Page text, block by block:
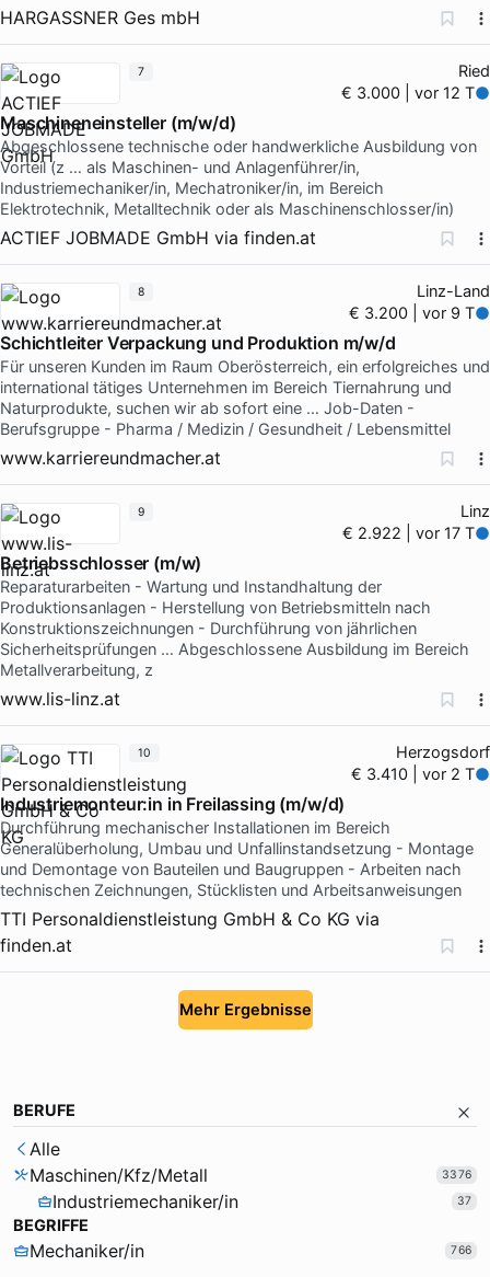
HARGASSNER Ges mbH
Ried
€ 3.000 | vor 12 T
Maschineneinsteller (m/w/d)
Abgeschlossene technische oder handwerkliche Ausbildung von
Vorteil (z … als Maschinen- und Anlagenführer/in,
Industriemechaniker/in, Mechatroniker/in, im Bereich
Elektrotechnik, Metalltechnik oder als Maschinenschlosser/in)
ACTIEF JOBMADE GmbH via finden.at
7
Linz-Land
€ 3.200 | vor 9 T
Schichtleiter Verpackung und Produktion m/w/d
Für unseren Kunden im Raum Oberösterreich, ein erfolgreiches und
international tätiges Unternehmen im Bereich Tiernahrung und
Naturprodukte, suchen wir ab sofort eine … Job-Daten -
Berufsgruppe - Pharma / Medizin / Gesundheit / Lebensmittel
www.karriereundmacher.at
8
Linz
€ 2.922 | vor 17 T
Betriebsschlosser (m/w)
Reparaturarbeiten - Wartung und Instandhaltung der
Produktionsanlagen - Herstellung von Betriebsmitteln nach
Konstruktionszeichnungen - Durchführung von jährlichen
Sicherheitsprüfungen … Abgeschlossene Ausbildung im Bereich
Metallverarbeitung, z
www.lis-linz.at
9
Herzogsdorf
€ 3.410 | vor 2 T
Industriemonteur:in in Freilassing (m/w/d)
Durchführung mechanischer Installationen im Bereich
Generalüberholung, Umbau und Unfallinstandsetzung - Montage
und Demontage von Bauteilen und Baugruppen - Arbeiten nach
technischen Zeichnungen, Stücklisten und Arbeitsanweisungen
TTI Personaldienstleistung GmbH & Co KG via
finden.at
10
Mehr Ergebnisse
BERUFE
Alle
Maschinen/Kfz/Metall
3376
Industriemechaniker/in 37
BEGRIFFE
Mechaniker/in 766